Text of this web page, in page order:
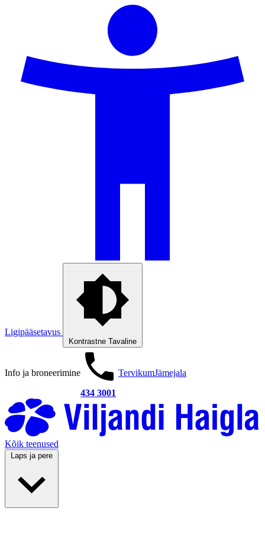
Ligipääsetavus
Kontrastne Tavaline
Info ja broneerimine
434 3001
TervikumJämejala
Kõik teenused
Laps ja pere